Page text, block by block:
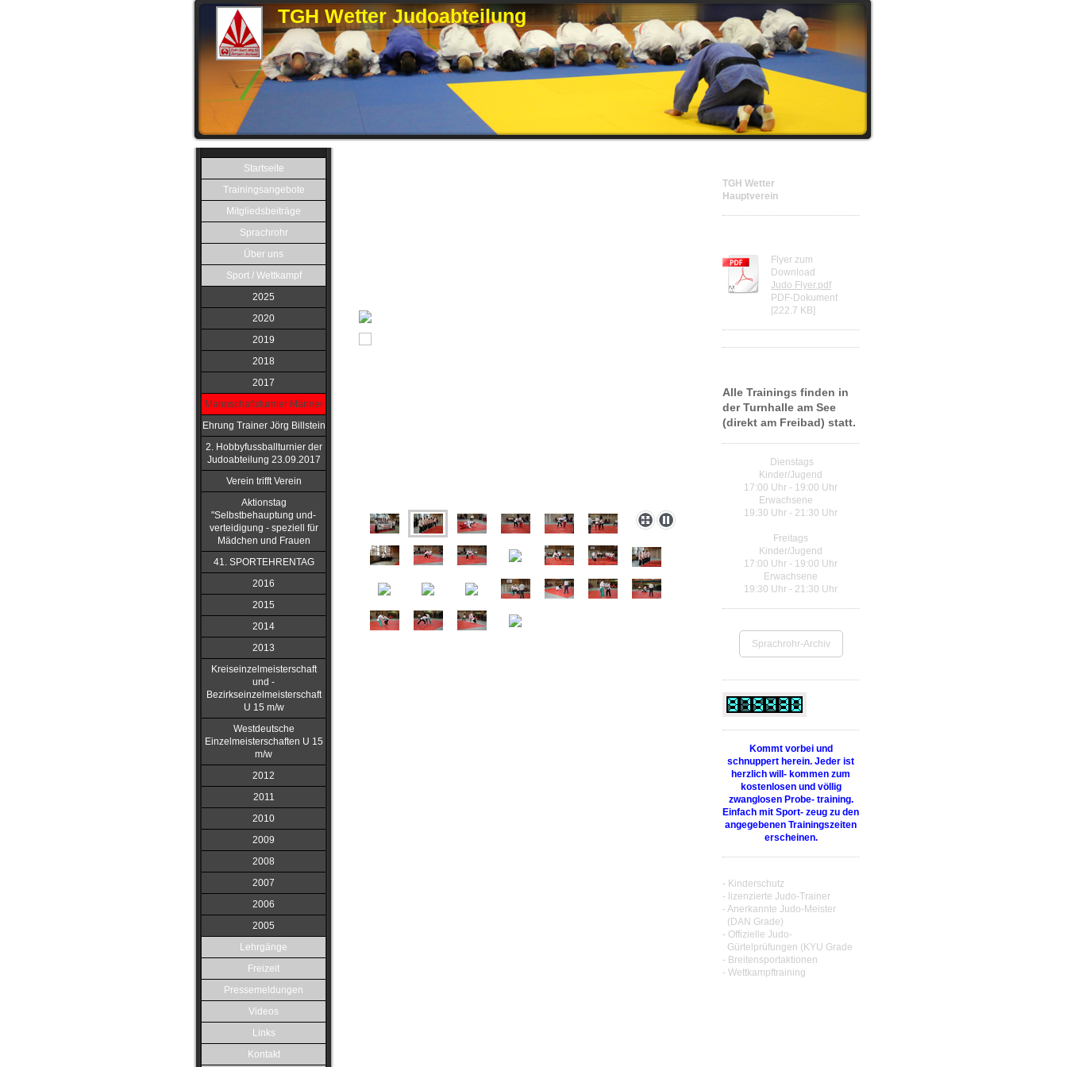
TGH Wetter Judoabteilung
Startseite
Trainingsangebote
Mitgliedsbeiträge
Sprachrohr
Über uns
Sport / Wettkampf
2025
2020
2019
2018
2017
Mannschaftsturnier Männer
Ehrung Trainer Jörg Billstein
2. Hobbyfussballturnier der
Judoabteilung 23.09.2017
Verein trifft Verein
Aktionstag
"Selbstbehauptung und-
verteidigung - speziell für
Mädchen und Frauen
41. SPORTEHRENTAG
2016
2015
2014
2013
Kreiseinzelmeisterschaft
und -
Bezirkseinzelmeisterschaft
U 15 m/w
Westdeutsche
Einzelmeisterschaften U 15
m/w
2012
2011
2010
2009
2008
2007
2006
2005
Lehrgänge
Freizeit
Pressemeldungen
Videos
Links
Kontakt
TGH Wetter
Hauptverein
Flyer zum
Download
Judo Flyer.pdf
PDF-Dokument
[222.7 KB]
Alle Trainings finden in
der Turnhalle am See
(direkt am Freibad) statt.
Dienstags
Kinder/Jugend
17:00 Uhr - 19:00 Uhr
Erwachsene
19:30 Uhr - 21:30 Uhr
Freitags
Kinder/Jugend
17:00 Uhr - 19:00 Uhr
Erwachsene
19:30 Uhr - 21:30 Uhr
Sprachrohr-Archiv
Kommt vorbei und
schnuppert herein. Jeder ist
herzlich will- kommen zum
kostenlosen und völlig
zwanglosen Probe- training.
Einfach mit Sport- zeug zu den
angegebenen Trainingszeiten
erscheinen.
- Kinderschutz
- lizenzierte Judo-Trainer
- Anerkannte Judo-Meister
(DAN Grade)
- Offizielle Judo-
Gürtelprüfungen (KYU Grade
- Breitensportaktionen
- Wettkampftraining